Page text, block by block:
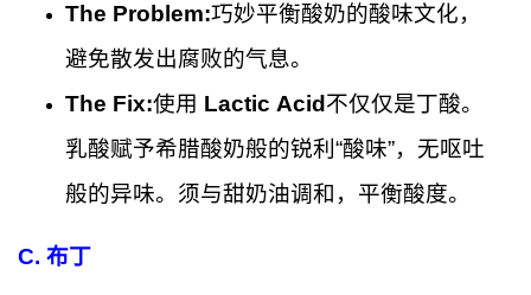
The Problem:巧妙平衡酸奶的酸味文化，
避免散发出腐败的气息。
The Fix:使用 Lactic Acid 不仅仅是丁酸。
乳酸赋予希腊酸奶般的锐利“酸味”，无呕吐
般的异味。须与甜奶油调和，平衡酸度。
C. 布丁